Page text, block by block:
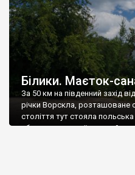
Білики. Маєток-
За 50 км на південний захід
річки Ворскла, розташоване
століття тут стояла
збереглися – ми їх не